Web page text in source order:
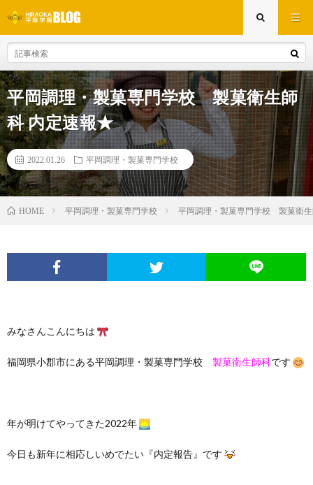
平岡調理・製菓専門学校 製菓衛生師
科 内定速報★
2022.01.26 平岡調理・製菓専門学校
HOME 平岡調理・製菓専門学校 平岡調理・製菓専門学校 製菓衛
みなさんこんにちは
福岡県小郡市にある平岡調理・製菓専門学校 製菓衛生師科です
年が明けてやってきた2022年
今日も新年に相応しいめでたい『内定報告』です